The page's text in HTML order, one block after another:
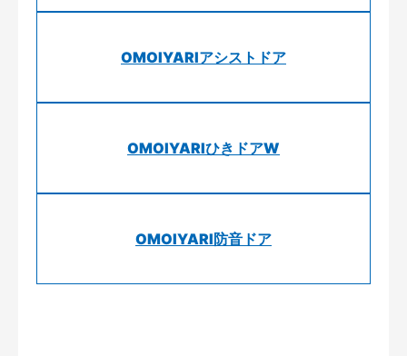
OMOIYARIアシストドア
OMOIYARIひきドアW
OMOIYARI防音ドア